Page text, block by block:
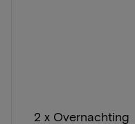
2 x Overnachting